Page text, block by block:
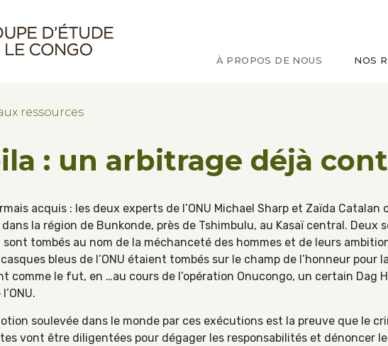
| Groupe d'étude sur le Congo
À PROPOS DE NOUS NOS
ressources
: un arbitrage déjà
acquis : les deux experts de l’ONU Michael Sharp et Zaïda
la région de Bunkonde, près de Tshimbulu, au Kasaï central. Deux
sont tombés au nom de la méchanceté des hommes et de leurs
bleus de l’ONU étaient tombés sur le champ de l’honneur pour
comme le fut, en …au cours de l’opération Onucongo, un certain Dag
soulevée dans le monde par ces exécutions est la preuve que le
vont être diligentées pour dégager les responsabilités et dénoncer